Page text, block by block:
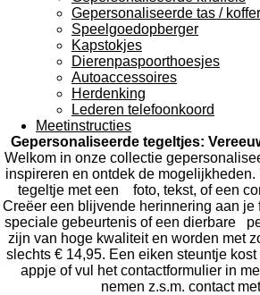
Gepersonaliseerde tas /
Speelgoedopberger
Kapstokjes
Dierenpaspoorthoesjes
Autoaccessoires
Herdenking
Lederen telefoonkoord
Meetinstructies
Gepersonaliseerde tegeltjes:
Welkom in onze collectie
inspireren en ontdek de
tegeltje met een foto, tekst, of een
Creëer een blijvende herinnering aan je
speciale gebeurtenis of een dierbare
zijn van hoge kwaliteit en worden met
slechts € 14,95. Een eiken steuntje
appje of vul het contactformulier in
nemen z.s.m. contact